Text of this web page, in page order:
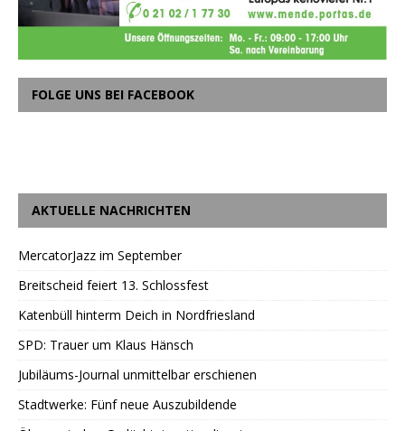
FOLGE UNS BEI FACEBOOK
AKTUELLE NACHRICHTEN
MercatorJazz im September
Breitscheid feiert 13. Schlossfest
Katenbüll hinterm Deich in Nordfriesland
SPD: Trauer um Klaus Hänsch
Jubiläums-Journal unmittelbar erschienen
Stadtwerke: Fünf neue Auszubildende